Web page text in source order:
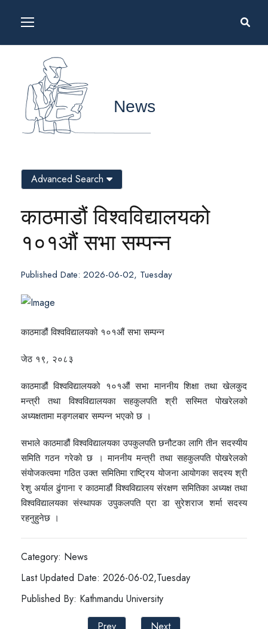
News
काठमाडौं विश्वविद्यालयको
१०१औं सभा सम्पन्न
Published Date: 2026-06-02, Tuesday
काठमाडौं विश्वविद्यालयको १०१औं सभा सम्पन्न
जेठ १९, २०८३
काठमाडौं विश्वविद्यालयको १०१औं सभा माननीय शिक्षा तथा खेलकुद
मन्त्री तथा विश्वविद्यालयका सहकुलपति श्री सस्मित पोखरेलको
अध्यक्षतामा मङ्गलबार सम्पन्न भएको छ ।
सभाले काठमाडौं विश्वविद्यालयका उपकुलपति छनौटका लागि तीन सदस्यीय
समिति गठन गरेको छ । माननीय मन्त्री तथा सहकुलपति पोखरेलको
संयोजकत्वमा गठित उक्त समितिमा राष्ट्रिय योजना आयोगका सदस्य श्री
रेशु अर्याल ढुंगाना र काठमाडौं विश्वविद्यालय संरक्षण समितिका अध्यक्ष तथा
विश्वविद्यालयका संस्थापक उपुकलपति प्रा डा सुरेशराज शर्मा सदस्य
रहनुहुनेछ ।
Category: News
Last Updated Date: 2026-06-02,Tuesday
Published By: Kathmandu University
Advanced Search